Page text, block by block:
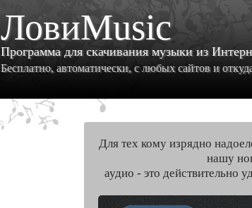
ЛовиMusic
Программа для скачивания музыки из
Бесплатно, автоматически, с любых сайтов и
Для тех кому изрядно
нашу
аудио - это действительно